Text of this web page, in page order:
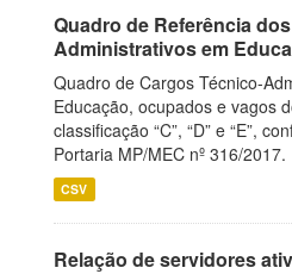
Quadro de Referência
Administrativos em
Quadro de Cargos Técnico-
Educação, ocupados e vagos
classificação “C”, “D” e “E”,
Portaria MP/MEC nº 316/2017.
CSV
Relação de servidores